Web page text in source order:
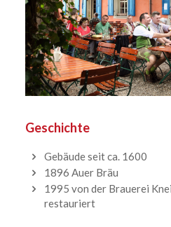
Geschichte
Gebäude seit ca. 1600
1896 Auer Bräu
1995 von der Brauerei
restauriert